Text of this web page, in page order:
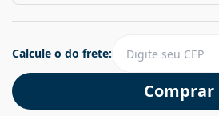
Comprar
Calcule o do frete: